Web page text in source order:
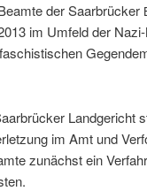
der Saar­brück­er
im Umfeld der
Landgericht
im Amt und
zunächst ein